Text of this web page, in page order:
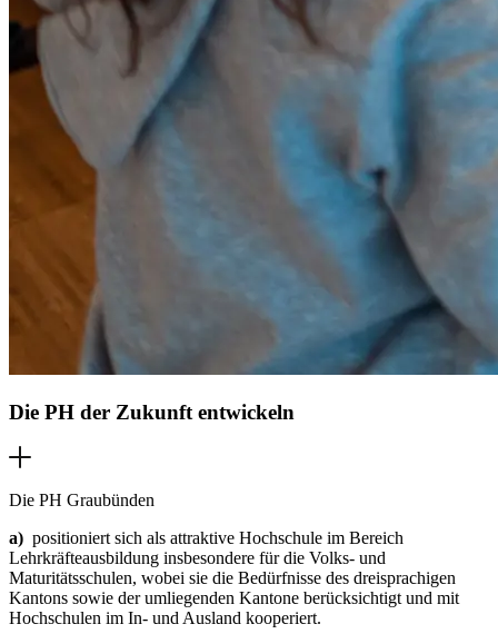
Die PH der Zukunft entwickeln
Die PH Graubünden
a) positioniert sich als attraktive Hochschule im Bereich
Lehrkräfteausbildung insbesondere für die Volks- und
Maturitätsschulen, wobei sie die Bedürfnisse des dreisprachigen
Kantons sowie der umliegenden Kantone berücksichtigt und mit
Hochschulen im In- und Ausland kooperiert.